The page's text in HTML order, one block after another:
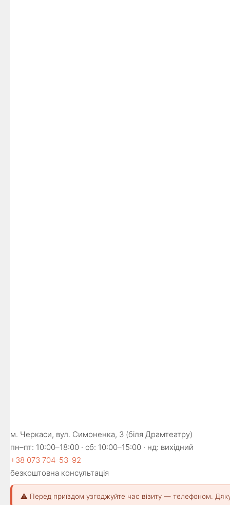
м. Черкаси, вул. Симоненка, 3 (біля Драмтеатру)
пн–пт: 10:00–18:00 · сб: 10:00–15:00 · нд: вихідний
+38 073 704-53-92
безкоштовна консультація
⚠️ Перед приїздом узгоджуйте час візиту — телефоном.